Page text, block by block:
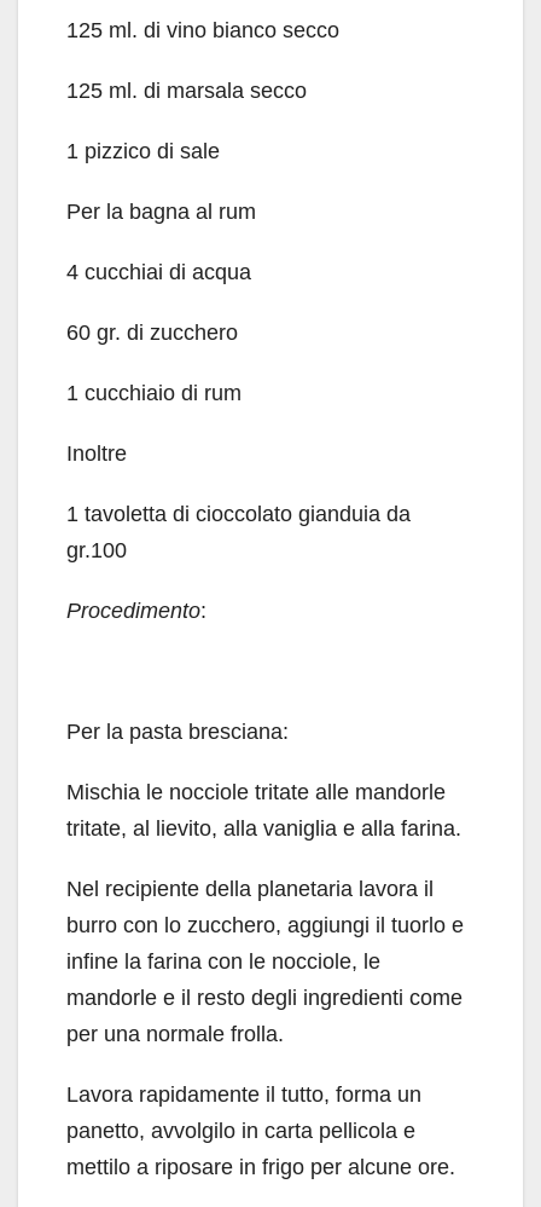
125 ml. di vino bianco secco
125 ml. di marsala secco
1 pizzico di sale
Per la bagna al rum
4 cucchiai di acqua
60 gr. di zucchero
1 cucchiaio di rum
Inoltre
1 tavoletta di cioccolato gianduia da
gr.100
Procedimento:
Per la pasta bresciana:
Mischia le nocciole tritate alle mandorle
tritate, al lievito, alla vaniglia e alla farina.
Nel recipiente della planetaria lavora il
burro con lo zucchero, aggiungi il tuorlo e
infine la farina con le nocciole, le
mandorle e il resto degli ingredienti come
per una normale frolla.
Lavora rapidamente il tutto, forma un
panetto, avvolgilo in carta pellicola e
mettilo a riposare in frigo per alcune ore.